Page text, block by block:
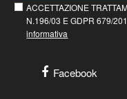
ACCETTAZIONE
N.196/03 E GDPR 679/
informativa
Facebook